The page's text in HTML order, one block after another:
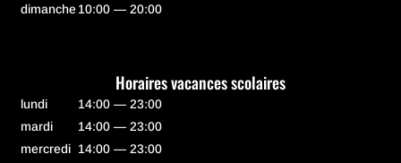
dimanche10:00 — 20:00
Horaires vacances scolaires
lundi
14:00 — 23:00
mardi
14:00 — 23:00
mercredi 14:00 — 23:00